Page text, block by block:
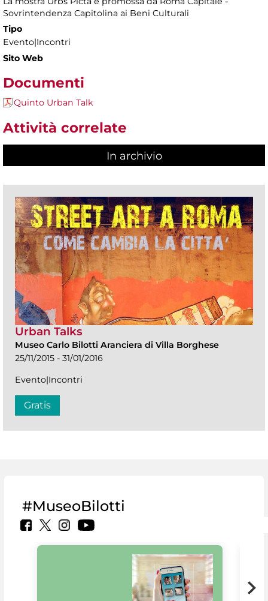
Sovrintendenza Capitolina ai Beni Culturali
Tipo
Evento|Incontri
Sito Web
Documenti
Quinto Urban Talk
Attività correlate
In archivio
Urban Talks
Museo Carlo Bilotti Aranciera di Villa Borghese
25/11/2015 - 31/01/2016
Evento|Incontri
Gratis
#MuseoBilotti